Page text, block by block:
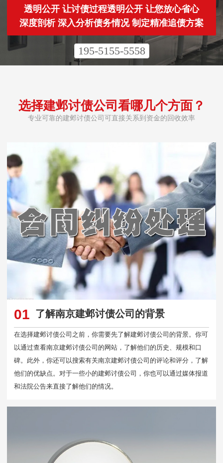
透明公开 让讨债过程透明公开 让您放心省心
深度剖析 深入分析债务情况 制定精准追债方案
195-5155-5558
选择建邺讨债公司看哪几个方面？
专业可靠的建邺讨债公司可直接关系到资金的回收效率
01 了解南京建邺讨债公司的背景
在选择建邺讨债公司之前，你需要先了解建邺讨债公司的背景。你可
以通过查看南京建邺讨债公司的网站，了解他们的历史、规模和口
碑。此外，你还可以搜索有关南京建邺讨债公司的评论和评分，了解
他们的优缺点。对于一些小的建邺讨债公司，你也可以通过媒体报道
和法院公告来直接了解他们的情况。